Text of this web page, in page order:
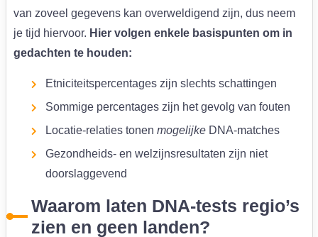
van zoveel gegevens kan overweldigend zijn, dus neem
je tijd hiervoor. Hier volgen enkele basispunten om in
gedachten te houden:
Etniciteitspercentages zijn slechts schattingen
Sommige percentages zijn het gevolg van fouten
Locatie-relaties tonen mogelijkeDNA-matches
Gezondheids- en welzijnsresultaten zijn niet
doorslaggevend
Waarom laten DNA-tests regio’s
zien en geen landen?